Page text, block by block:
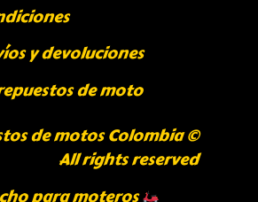
y devoluciones
de moto
de motos Colombia ©
All rights reserved
para moteros